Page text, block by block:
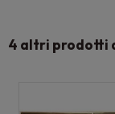
4 altri prodotti